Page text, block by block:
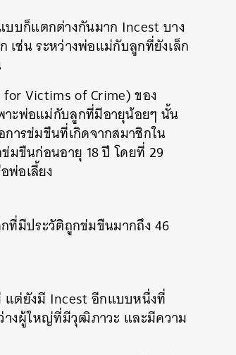
บก็แตกต่างกันมาก Incest บาง
เช่น ระหว่างพ่อแม่กับลูกที่ยังเล็ก
Victims of Crime) ของ
าะพ่อแม่กับลูกที่มีอายุน้อยๆ นั้น
ารข่มขืนที่เกิดจากสมาชิกใน
มขืนก่อนอายุ 18 ปี โดยที่ 29
พ่อเลี้ยง
ที่มีประวัติถูกข่มขืนมากถึง 46
แต่ยังมี Incest อีกแบบหนึ่งที่
างผู้ใหญ่ที่มีวุฒิภาวะ และมีความ